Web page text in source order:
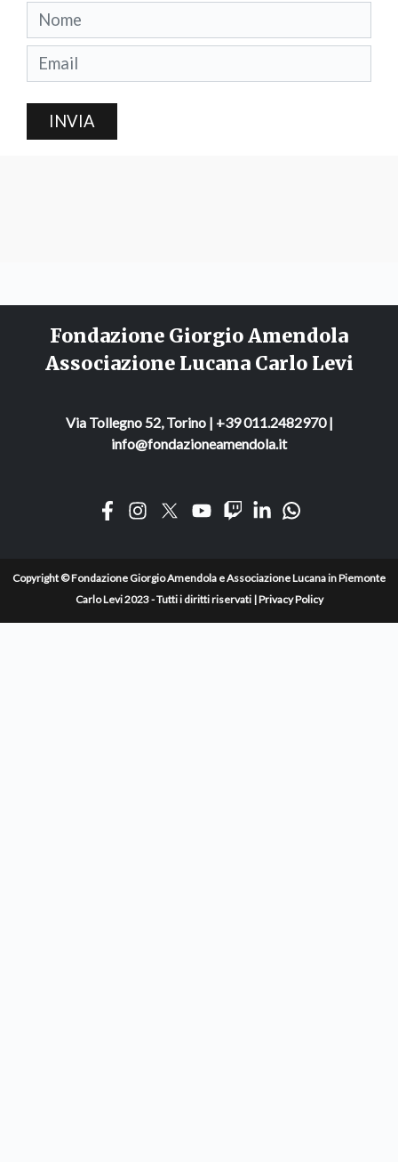
INVIA
Fondazione Giorgio Amendola
Associazione Lucana Carlo Levi
Via Tollegno 52, Torino | +39 011.2482970 |
info@fondazioneamendola.it
Copyright © Fondazione Giorgio Amendola e Associazione Lucana in Piemonte
Carlo Levi 2023 - Tutti i diritti riservati |Privacy Policy